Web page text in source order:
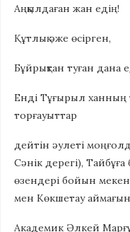
Аңқылдаған жан едің!
Құтлық әже өсірген,
Бұйрықтан туған дана
Енді Тұғырыл ханның
торғауыттар
дейтін әулеті
Сәнік дерегі),
өзендері бойын
мен Көкшетау
Академик Әлкей